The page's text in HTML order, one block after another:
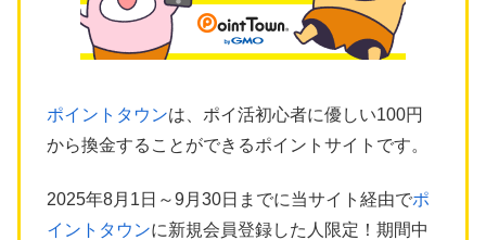
ポイントタウンは、ポイ活初心者に優しい100円
から換金することができるポイントサイトです。
2025年8月1日～9月30日までに当サイト経由でポ
イントタウンに新規会員登録した人限定！期間中